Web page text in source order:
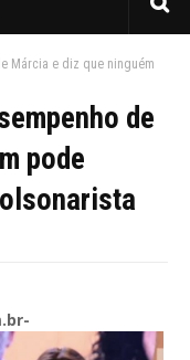
Márcia e diz que ninguém
de
pode